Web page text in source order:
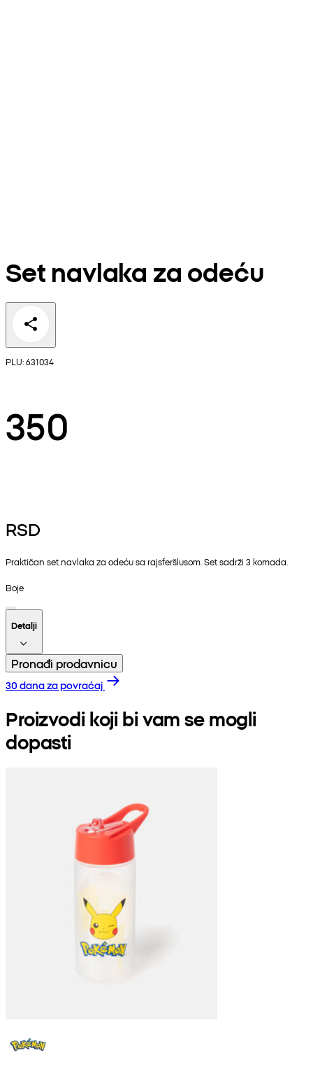
Set navlaka za odeću
PLU: 631034
350
RSD
Praktičan set navlaka za odeću sa rajsferšlusom. Set sadrži 3 komada.
Boje
Detalji
Pronađi prodavnicu
30 dana za povraćaj
Proizvodi koji bi vam se mogli
dopasti